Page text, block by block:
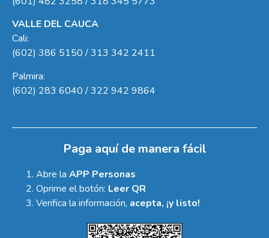
VALLE DEL CAUCA
Cali:
(602) 386 5150 / 313 342 2411
Palmira:
(602) 283 6040 / 322 942 9864
Paga aquí de manera fácil
Abre la APP Personas
Oprime el botón: Leer QR
Verifica la información, acepta, ¡y listo!